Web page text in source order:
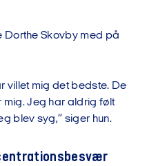
Dorthe Skovby med på
villet mig det bedste. De
Jeg har aldrig følt
blev syg,” siger hun.